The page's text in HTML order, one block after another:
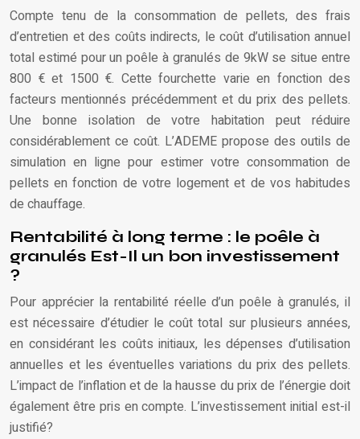
Compte tenu de la consommation de pellets, des frais
d’entretien et des coûts indirects, le coût d’utilisation annuel
total estimé pour un poêle à granulés de 9kW se situe entre
800 € et 1500 €. Cette fourchette varie en fonction des
facteurs mentionnés précédemment et du prix des pellets.
Une bonne isolation de votre habitation peut réduire
considérablement ce coût. L’ADEME propose des outils de
simulation en ligne pour estimer votre consommation de
pellets en fonction de votre logement et de vos habitudes
de chauffage.
Rentabilité à long terme : le poêle à
granulés Est-Il un bon investissement
?
Pour apprécier la rentabilité réelle d’un poêle à granulés, il
est nécessaire d’étudier le coût total sur plusieurs années,
en considérant les coûts initiaux, les dépenses d’utilisation
annuelles et les éventuelles variations du prix des pellets.
L’impact de l’inflation et de la hausse du prix de l’énergie doit
également être pris en compte. L’investissement initial est-il
justifié?